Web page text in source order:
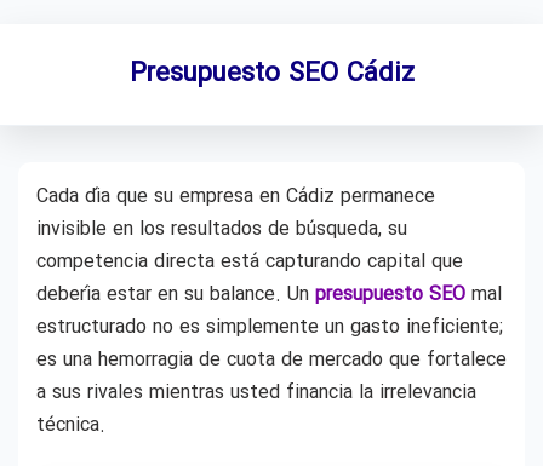
Presupuesto SEO Cádiz
Cada día que su empresa en Cádiz permanece
invisible en los resultados de búsqueda, su
competencia directa está capturando capital que
debería estar en su balance. Un presupuesto SEO mal
estructurado no es simplemente un gasto ineficiente;
es una hemorragia de cuota de mercado que fortalece
a sus rivales mientras usted financia la irrelevancia
técnica.